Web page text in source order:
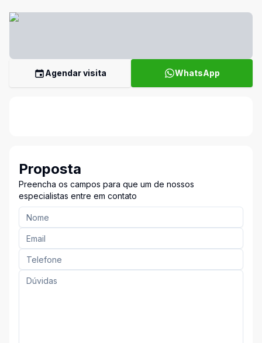
Agendar visita WhatsApp
Proposta
Preencha os campos para que um de nossos
especialistas entre em contato